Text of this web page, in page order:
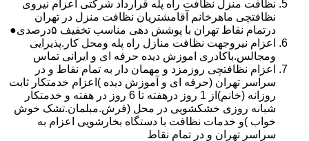
نظافت منزل نظافت راه پله قرارداد شرکتی اعزام نیروی
نظافتچی ماهرخانم آقامشتریان نظافت منزل در تهران
درتمام نقاط تهران با پوشش دهی مناسب تخفیف ۵درصدی●
اعزام نیروجهت نظافت منازل راه پله ومحل کار.پذیرایی
ومجالس.باکادری اموزش دیده حرفه ای و ایرانی تماس
اعزام نظافتچی روزمزد و مهمان دار به تمام نقاط و در
سراسر تهران (حرفه ای و آموزش دیده )اعزام خدمتکار ثابت
روزانه (خانم)از 1 روز درهفته تا 6 روز در هفته و خدمتکار
شبانه روزی خشکشویی در محل (فرش.مبلمان.تشک خوش
خواب )و خدمات نظافت با دستگاه بخارشویی اعزام به
سراسر تهران و در تمام نقاط